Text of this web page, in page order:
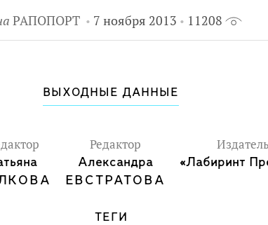
РАПОПОРТ 7 ноября 2013 11208
ВЫХОДНЫЕ ДАННЫЕ
Редактор
Александра
ЕВСТРАТОВА
«Лабиринт
ТЕГИ